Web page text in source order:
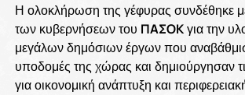
Η ολοκλήρωση της γέφυρας συνδέθηκε
των κυβερνήσεων του ΠΑΣΟΚγια την
μεγάλων δημόσιων έργων που
υποδομές της χώρας και δημιούργησαν
για οικονομική ανάπτυξη και